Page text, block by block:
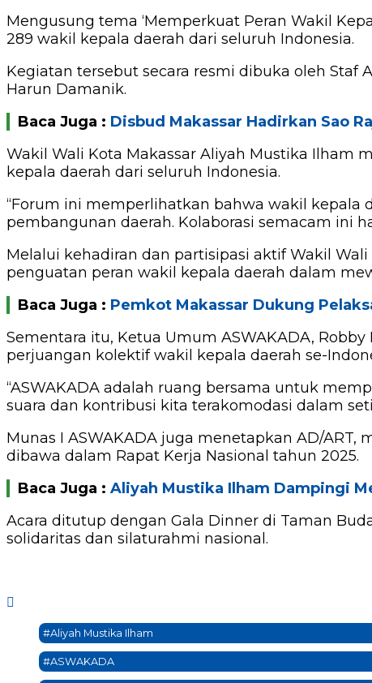
Mengusung tema ‘Memperkuat Peran Wakil
289 wakil kepala daerah dari seluruh Indonesia.
Kegiatan tersebut secara resmi dibuka oleh Staf
Harun Damanik.
Baca Juga : Disbud Makassar Hadirkan Sao
Wakil Wali Kota Makassar Aliyah Mustika Ilham
kepala daerah dari seluruh Indonesia.
“Forum ini memperlihatkan bahwa wakil
pembangunan daerah. Kolaborasi semacam ini
Melalui kehadiran dan partisipasi aktif Wakil
penguatan peran wakil kepala daerah dalam
Baca Juga : Pemkot Makassar Dukung
Sementara itu, Ketua Umum ASWAKADA,
perjuangan kolektif wakil kepala daerah se-
“ASWAKADA adalah ruang bersama untuk
suara dan kontribusi kita terakomodasi dalam
Munas I ASWAKADA juga menetapkan AD/
dibawa dalam Rapat Kerja Nasional tahun 2025.
Baca Juga : Aliyah Mustika Ilham Dampingi
Acara ditutup dengan Gala Dinner di Taman
solidaritas dan silaturahmi nasional.
#Aliyah Mustika Ilham
#ASWAKADA